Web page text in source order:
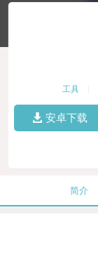
工具
安卓下载
简介